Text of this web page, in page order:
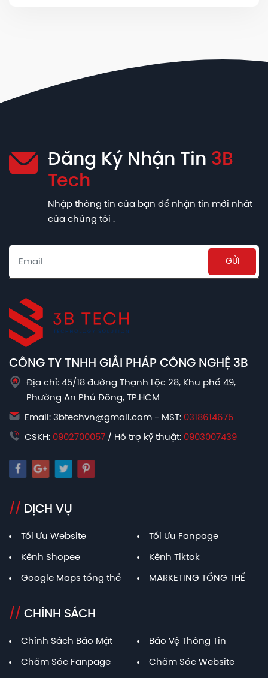
Đăng Ký Nhận Tin 3B
Tech
Nhập thông tin của bạn để nhận tin mới nhất
của chúng tôi .
Email
CÔNG TY TNHH GIẢI PHÁP CÔNG NGHỆ 3B
Địa chỉ: 45/18 đường Thạnh Lộc 28, Khu phố 49,
Phường An Phú Đông, TP.HCM
Email: 3btechvn@gmail.com - MST: 0318614675
CSKH: 0902700057 / Hỗ trợ kỹ thuật: 0903007439
// DỊCH VỤ
Tối Ưu Website Tối Ưu Fanpage
Kênh Shopee Kênh Tiktok
Google Maps tổng thể MARKETING TỔNG THỂ
// CHÍNH SÁCH
Chính Sách Bảo Mật Bảo Vệ Thông Tin
Chăm Sóc Fanpage Chăm Sóc Website